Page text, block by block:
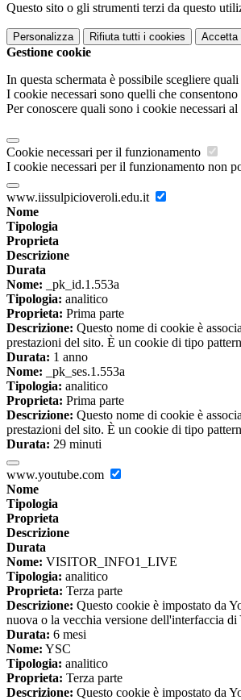
Questo sito o gli strumenti terzi da questo
Personalizza Rifiuta tutti i cookies Accetta
Gestione cookie
In questa schermata è possibile scegliere
I cookie necessari sono quelli che
Per conoscere quali sono i cookie necessari
Cookie necessari per il funzionamento
I cookie necessari per il funzionamento non
www.iissulpicioveroli.edu.it
Nome
Tipologia
Proprieta
Descrizione
Durata
Nome: _pk_id.1.553a
Tipologia: analitico
Proprieta: Prima parte
Descrizione: Questo nome di cookie è
prestazioni del sito. È un cookie di tipo
Durata: 1 anno
Nome: _pk_ses.1.553a
Tipologia: analitico
Proprieta: Prima parte
Descrizione: Questo nome di cookie è
prestazioni del sito. È un cookie di tipo
Durata: 29 minuti
www.youtube.com
Nome
Tipologia
Proprieta
Descrizione
Durata
Nome: VISITOR_INFO1_LIVE
Tipologia: analitico
Proprieta: Terza parte
Descrizione: Questo cookie è impostato da
nuova o la vecchia versione dell'interfaccia di
Durata: 6 mesi
Nome: YSC
Tipologia: analitico
Proprieta: Terza parte
Descrizione: Questo cookie è impostato da